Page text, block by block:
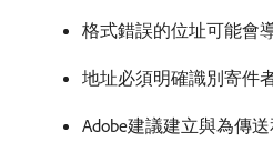
格式錯誤的位址可能會
地址必須明確識別寄件
Adobe建議建立與為傳